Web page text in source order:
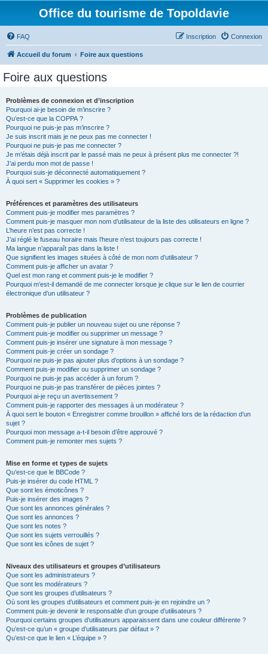
Office du tourisme de Topoldavie
FAQ Connexion
Inscription
Accueil du forum Foire aux questions
Foire aux questions
Problèmes de connexion et d’inscription
Pourquoi ai-je besoin de m’inscrire ?
Qu’est-ce que la COPPA ?
Pourquoi ne puis-je pas m’inscrire ?
Je suis inscrit mais je ne peux pas me connecter !
Pourquoi ne puis-je pas me connecter ?
Je m’étais déjà inscrit par le passé mais ne peux à présent plus me connecter ?!
J’ai perdu mon mot de passe !
Pourquoi suis-je déconnecté automatiquement ?
À quoi sert « Supprimer les cookies » ?
Préférences et paramètres des utilisateurs
Comment puis-je modifier mes paramètres ?
Comment puis-je masquer mon nom d’utilisateur de la liste des utilisateurs en ligne ?
L’heure n’est pas correcte !
J’ai réglé le fuseau horaire mais l’heure n’est toujours pas correcte !
Ma langue n’apparaît pas dans la liste !
Que signifient les images situées à côté de mon nom d’utilisateur ?
Comment puis-je afficher un avatar ?
Quel est mon rang et comment puis-je le modifier ?
Pourquoi m’est-il demandé de me connecter lorsque je clique sur le lien de courrier
électronique d’un utilisateur ?
Problèmes de publication
Comment puis-je publier un nouveau sujet ou une réponse ?
Comment puis-je modifier ou supprimer un message ?
Comment puis-je insérer une signature à mon message ?
Comment puis-je créer un sondage ?
Pourquoi ne puis-je pas ajouter plus d’options à un sondage ?
Comment puis-je modifier ou supprimer un sondage ?
Pourquoi ne puis-je pas accéder à un forum ?
Pourquoi ne puis-je pas transférer de pièces jointes ?
Pourquoi ai-je reçu un avertissement ?
Comment puis-je rapporter des messages à un modérateur ?
À quoi sert le bouton « Enregistrer comme brouillon » affiché lors de la rédaction d’un
sujet ?
Pourquoi mon message a-t-il besoin d’être approuvé ?
Comment puis-je remonter mes sujets ?
Mise en forme et types de sujets
Qu’est-ce que le BBCode ?
Puis-je insérer du code HTML ?
Que sont les émoticônes ?
Puis-je insérer des images ?
Que sont les annonces générales ?
Que sont les annonces ?
Que sont les notes ?
Que sont les sujets verrouillés ?
Que sont les icônes de sujet ?
Niveaux des utilisateurs et groupes d’utilisateurs
Que sont les administrateurs ?
Que sont les modérateurs ?
Que sont les groupes d’utilisateurs ?
Où sont les groupes d’utilisateurs et comment puis-je en rejoindre un ?
Comment puis-je devenir le responsable d’un groupe d’utilisateurs ?
Pourquoi certains groupes d’utilisateurs apparaissent dans une couleur différente ?
Qu’est-ce qu’un « groupe d’utilisateurs par défaut » ?
Qu’est-ce que le lien « L’équipe » ?